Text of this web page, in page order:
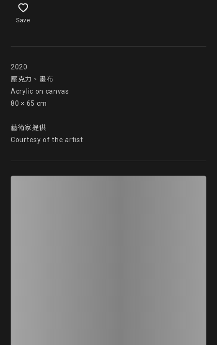
Save
2020
壓克力、畫布
Acrylic on canvas
80 × 65 cm
藝術家提供
Courtesy of the artist